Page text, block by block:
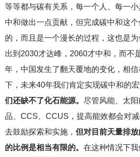
等等都与碳有关系，每一个人、每一
中和做出一点贡献，但完成碳中和这
的，而且是一个漫长的过程，这也是
出到2030才达峰，2060才中和，而不
年，中国发生了翻天覆地的变化，相
下，未来40年我们肯定实现碳中和的宏
们还缺不了化石能源。 尽管风能、太
品、CCS、CCUS，提高能效都会对
去鼓励探索和实施， 但对目前天量排
的比例是相当有限的。 在这种情况下